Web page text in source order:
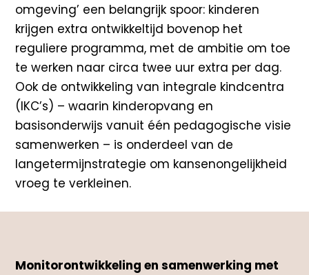
omgeving’ een belangrijk spoor: kinderen
krijgen extra ontwikkeltijd bovenop het
reguliere programma, met de ambitie om toe
te werken naar circa twee uur extra per dag.
Ook de ontwikkeling van integrale kindcentra
(IKC’s) – waarin kinderopvang en
basisonderwijs vanuit één pedagogische visie
samenwerken – is onderdeel van de
langetermijnstrategie om kansenongelijkheid
vroeg te verkleinen.
Monitorontwikkeling en samenwerking met